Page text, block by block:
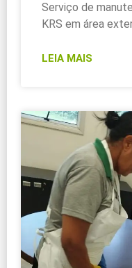
Serviço de
KRS em área
LEIA MAIS